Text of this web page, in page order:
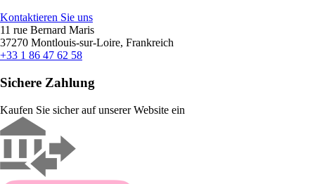
Kontaktieren Sie uns
11 rue Bernard Maris
37270 Montlouis-sur-Loire, Frankreich
+33 1 86 47 62 58
Sichere Zahlung
Kaufen Sie sicher auf unserer Website ein